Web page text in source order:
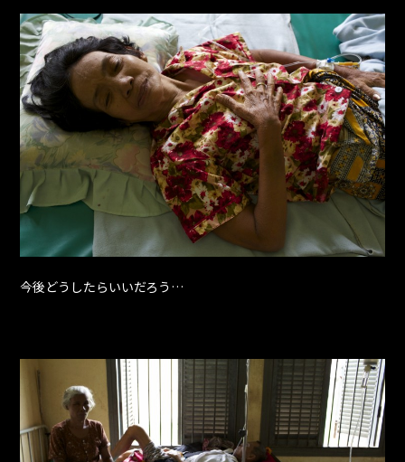
今後どうしたらいいだろう…